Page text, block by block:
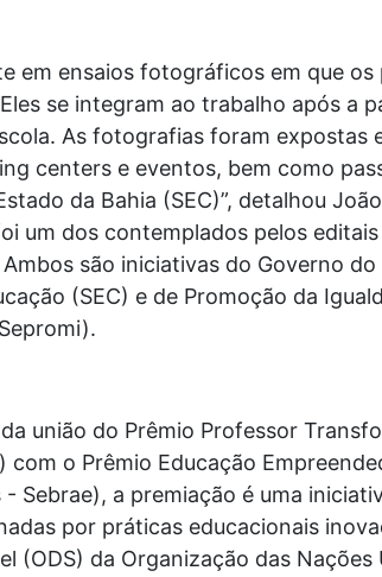
em ensaios fotográficos em que
se integram ao trabalho após a
As fotografias foram expostas
centers e eventos, bem como
da Bahia (SEC)”, detalhou
um dos contemplados pelos
são iniciativas do Governo
(SEC) e de Promoção da
união do Prêmio Professor
com o Prêmio Educação
- Sebrae), a premiação é uma
por práticas educacionais
(ODS) da Organização das